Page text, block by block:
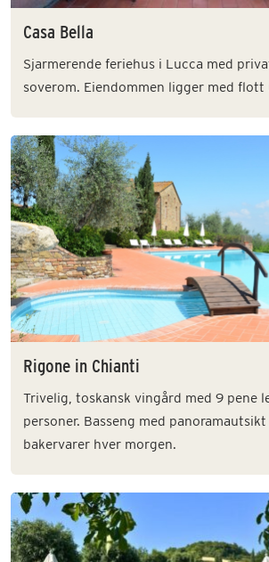
Casa Bella
Sjarmerende feriehus i Lucca med
soverom. Eiendommen ligger med
Rigone in Chianti
Trivelig, toskansk vingård med 9 pene
personer. Basseng med
bakervarer hver morgen.